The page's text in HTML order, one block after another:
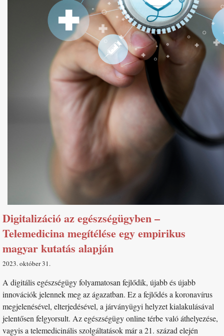
Digitalizáció az egészségügyben –
Telemedicina megítélése egy empirikus
magyar kutatás alapján
2023. október 31
A digitális egészségügy folyamatosan fejlődik, újabb és újabb
innovációk jelennek meg az ágazatban. Ez a fejlődés a koronavírus
megjelenésével, elterjedésével, a járványügyi helyzet kialakulásával
jelentősen felgyorsult. Az egészségügy online térbe való áthelyezése,
vagyis a telemedicinális szolgáltatások már a 21. század elején